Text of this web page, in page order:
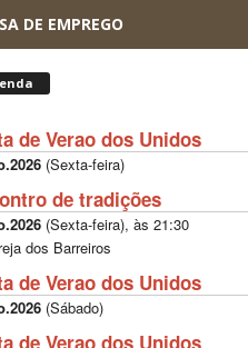
DE EMPREGO
de Verao dos Unidos
(Sexta-feira)
de tradições
(Sexta-feira), às 21:30
dos Barreiros
de Verao dos Unidos
(Sábado)
de Verao dos Unidos